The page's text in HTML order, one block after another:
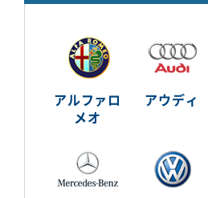
アルファロ
メオ
アウディ